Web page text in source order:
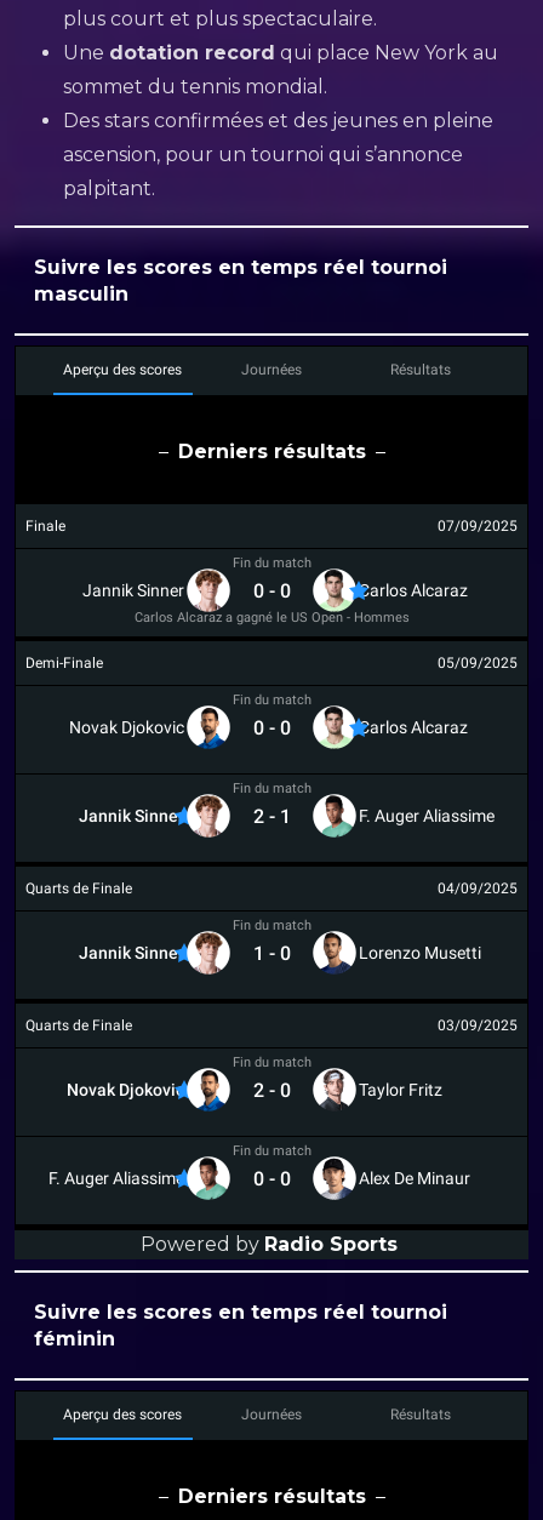
plus court et plus spectaculaire.
Une dotation record qui place New York au
sommet du tennis mondial.
Des stars confirmées et des jeunes en pleine
ascension, pour un tournoi qui s’annonce
palpitant.
Suivre les scores en temps réel tournoi
masculin
Aperçu des scores Journées Résultats
Derniers résultats
Finale 07/09/2025
Jannik Sinner
Fin du match
0 - 0
Carlos Alcaraz a gagné le US Open - Hommes
Carlos Alcaraz
Demi-Finale 05/09/2025
Novak Djokovic
Fin du match
0 - 0 Carlos Alcaraz
Jannik Sinner
Fin du match
2 - 1 F. Auger Aliassime
Quarts de Finale 04/09/2025
Jannik Sinner
Fin du match
1 - 0 Lorenzo Musetti
Quarts de Finale 03/09/2025
Novak Djokovic
Fin du match
2 - 0 Taylor Fritz
F. Auger Aliassime
Fin du match
0 - 0 Alex De Minaur
Powered by Radio Sports
Suivre les scores en temps réel tournoi
féminin
Aperçu des scores Journées Résultats
Derniers résultats